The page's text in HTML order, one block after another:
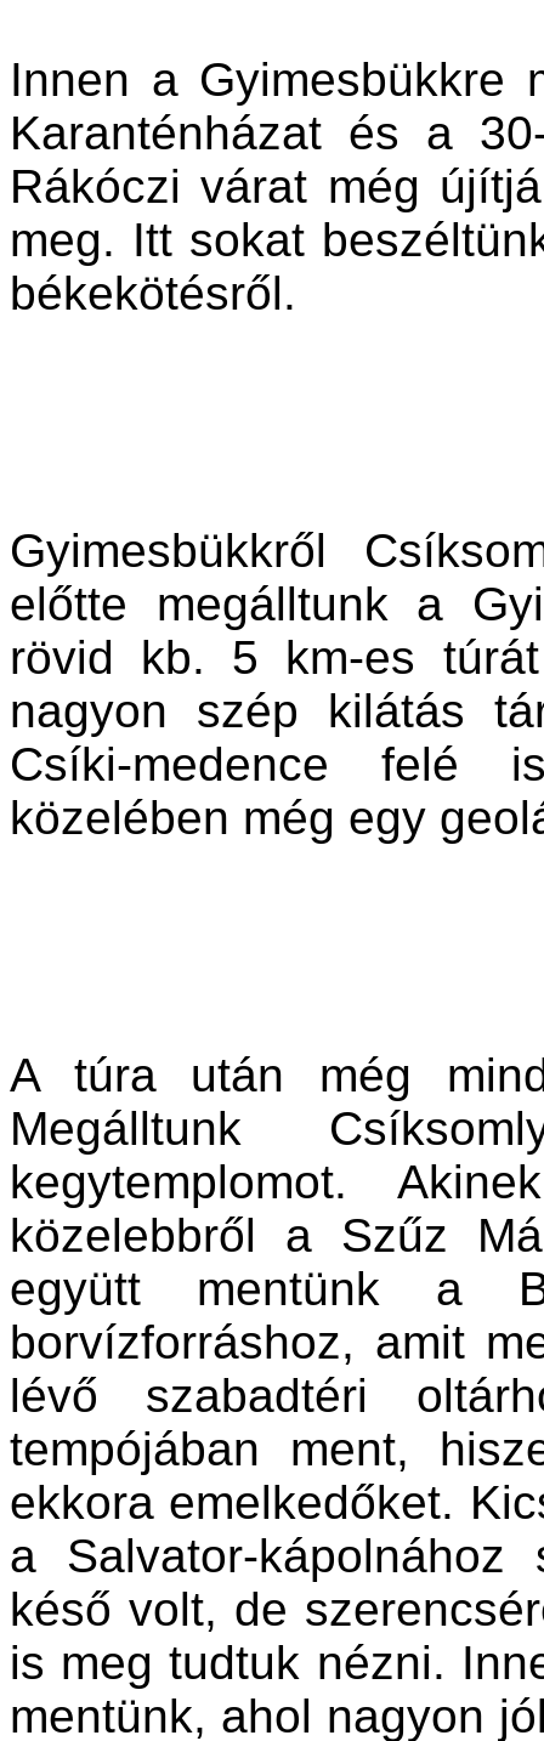
Innen a Gyimesbükkre
Karanténházat és a
Rákóczi várat még
meg. Itt sokat
békekötésről.
Gyimesbükkről
előtte megálltunk a
rövid kb. 5 km-es
nagyon szép kilátás
Csíki-medence felé
közelében még egy
A túra után még
Megálltunk
kegytemplomot.
közelebbről a Szűz
együtt mentünk a
borvízforráshoz, amit
lévő szabadtéri
tempójában ment,
ekkora emelkedőket.
a Salvator-
késő volt, de
is meg tudtuk nézni.
mentünk, ahol nagyon